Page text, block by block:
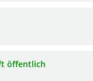
öffentlich